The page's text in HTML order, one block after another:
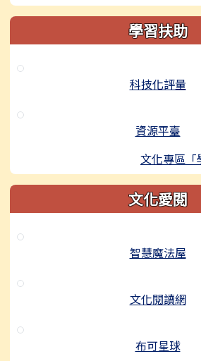
學習扶助
科技化評量
資源平臺
文化專區「
文化愛閱
智慧魔法屋
文化閱讀網
布可星球